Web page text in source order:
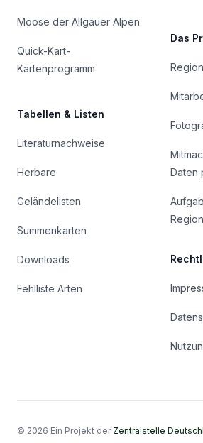
Moose der Allgäuer Alpen
Quick-Kart-
Kartenprogramm
Tabellen & Listen
Literaturnachweise
Herbare
Geländelisten
Summenkarten
Downloads
Fehlliste Arten
Das
Daten
© 2026 Ein Projekt der Zentralstelle